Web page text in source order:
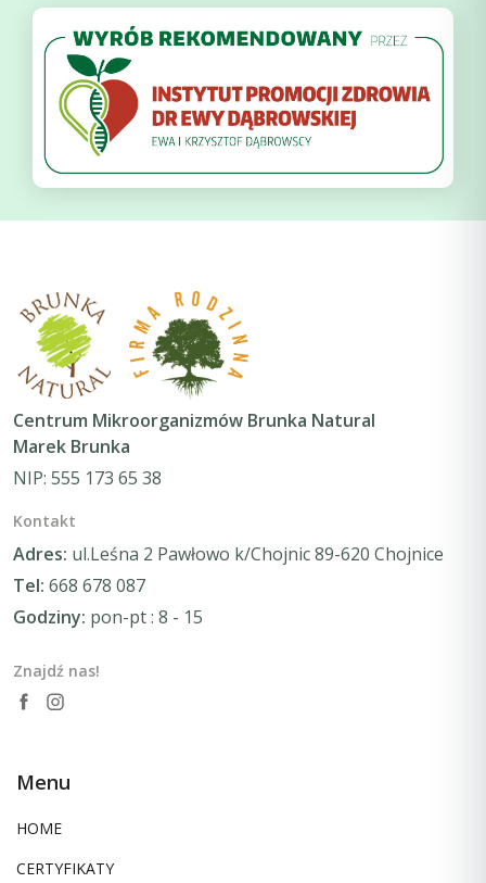
Centrum Mikroorganizmów Brunka Natural
Marek Brunka
NIP: 555 173 65 38
Kontakt
Adres: ul.Leśna 2 Pawłowo k/Chojnic 89-620 Chojnice
Tel: 668 678 087
Godziny: pon-pt : 8 - 15
Znajdź nas!
Menu
HOME
CERTYFIKATY